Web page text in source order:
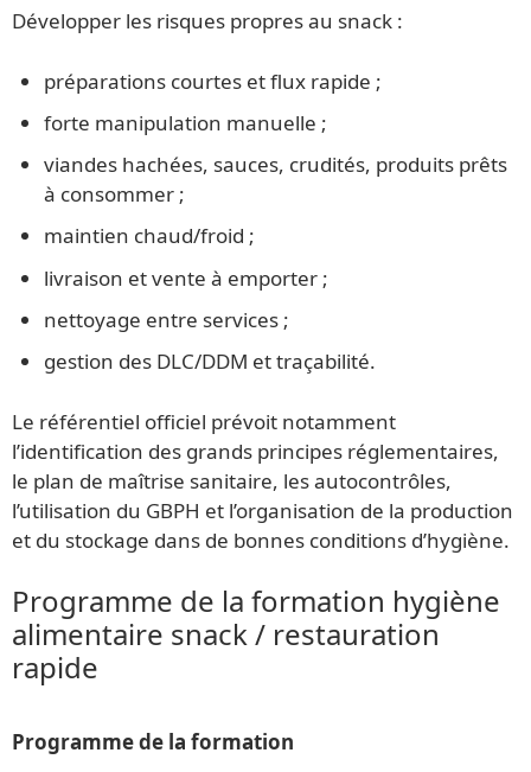
Développer les risques propres au snack :
préparations courtes et flux rapide ;
forte manipulation manuelle ;
viandes hachées, sauces, crudités, produits prêts
à consommer ;
maintien chaud/froid ;
livraison et vente à emporter ;
nettoyage entre services ;
gestion des DLC/DDM et traçabilité.
Le référentiel officiel prévoit notamment
l’identification des grands principes réglementaires,
le plan de maîtrise sanitaire, les autocontrôles,
l’utilisation du GBPH et l’organisation de la production
et du stockage dans de bonnes conditions d’hygiène.
Programme de la formation hygiène
alimentaire snack / restauration
rapide
Programme de la formation